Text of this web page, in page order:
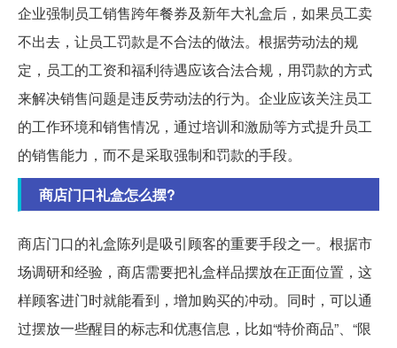
企业强制员工销售跨年餐券及新年大礼盒后，如果员工卖
不出去，让员工罚款是不合法的做法。根据劳动法的规
定，员工的工资和福利待遇应该合法合规，用罚款的方式
来解决销售问题是违反劳动法的行为。企业应该关注员工
的工作环境和销售情况，通过培训和激励等方式提升员工
的销售能力，而不是采取强制和罚款的手段。
商店门口礼盒怎么摆?
商店门口的礼盒陈列是吸引顾客的重要手段之一。根据市
场调研和经验，商店需要把礼盒样品摆放在正面位置，这
样顾客进门时就能看到，增加购买的冲动。同时，可以通
过摆放一些醒目的标志和优惠信息，比如“特价商品”、“限